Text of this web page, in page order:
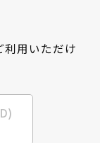
利用いただけ